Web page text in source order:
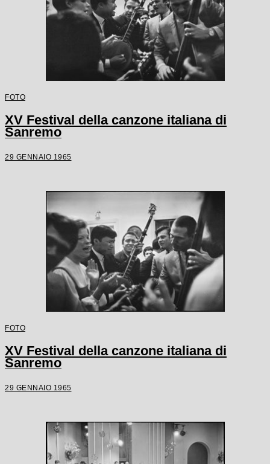
FOTO
XV Festival della canzone italiana di
Sanremo
29 GENNAIO 1965
FOTO
XV Festival della canzone italiana di
Sanremo
29 GENNAIO 1965